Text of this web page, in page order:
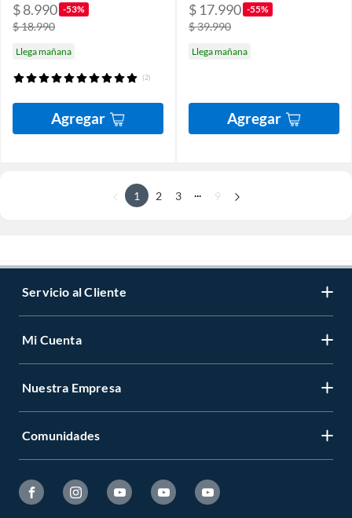
$ 8.990 -53%
$ 18.990
Llega mañana
(2)
Agregar
$ 17.990 -55%
$ 39.990
Llega mañana
Agregar
1 2 3 9
Servicio al Cliente
Mi Cuenta
Nuestra Empresa
Comunidades